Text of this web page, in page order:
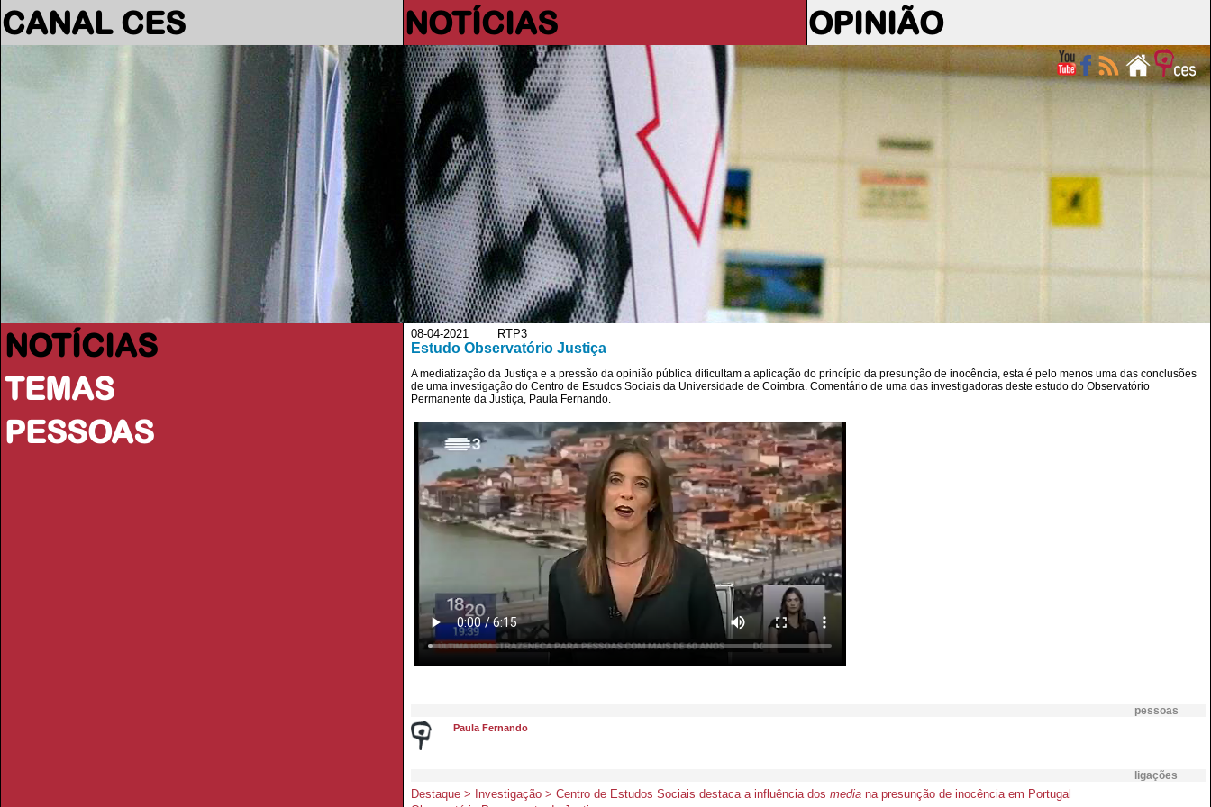
CANAL CES NOTÍCIAS OPINIÃO
NOTÍCIAS
TEMAS
PESSOAS
08-04-2021 RTP3
Estudo Observatório Justiça
A mediatização da Justiça e a pressão da opinião pública dificultam a aplicação do princípio da presunção de inocência, esta é pelo menos uma das conclusões
de uma investigação do Centro de Estudos Sociais da Universidade de Coimbra. Comentário de uma das investigadoras deste estudo do Observatório
Permanente da Justiça, Paula Fernando.
pessoas
Paula Fernando
ligações
Destaque > Investigação > Centro de Estudos Sociais destaca a influência dos media na presunção de inocência em Portugal